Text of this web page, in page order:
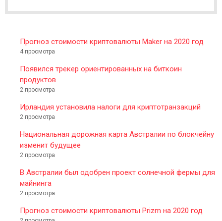
R
Прогноз стоимости криптовалюты Maker на 2020 год
4 просмотра
Появился трекер ориентированных на биткоин
продуктов
2 просмотра
Ирландия установила налоги для криптотранзакций
2 просмотра
Национальная дорожная карта Австралии по блокчейну
изменит будущее
2 просмотра
В Австралии был одобрен проект солнечной фермы для
майнинга
2 просмотра
Прогноз стоимости криптовалюты Prizm на 2020 год